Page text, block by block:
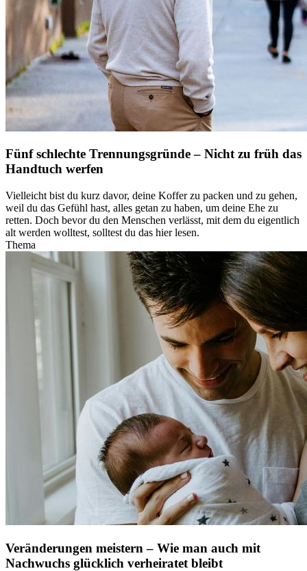
Fünf schlechte Trennungsgründe – Nicht zu früh das
Handtuch werfen
Vielleicht bist du kurz davor, deine Koffer zu packen und zu gehen,
weil du das Gefühl hast, alles getan zu haben, um deine Ehe zu
retten. Doch bevor du den Menschen verlässt, mit dem du eigentlich
alt werden wolltest, solltest du das hier lesen.
Thema
Veränderungen meistern – Wie man auch mit
Nachwuchs glücklich verheiratet bleibt